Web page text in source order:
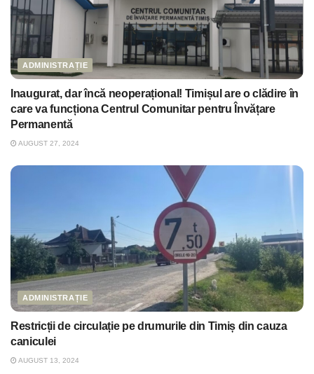
ADMINISTRAȚIE
Inaugurat, dar încă neoperațional! Timișul are o clădire în
care va funcționa Centrul Comunitar pentru Învățare
Permanentă
AUGUST 27, 2024
ADMINISTRAȚIE
Restricții de circulație pe drumurile din Timiș din cauza
caniculei
AUGUST 13, 2024